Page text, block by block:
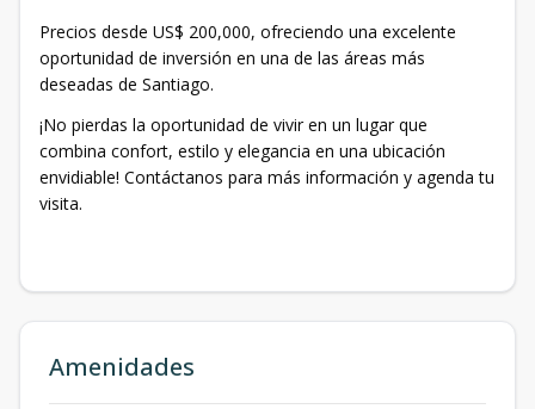
Precios desde US$ 200,000, ofreciendo una excelente
oportunidad de inversión en una de las áreas más
deseadas de Santiago.
¡No pierdas la oportunidad de vivir en un lugar que
combina confort, estilo y elegancia en una ubicación
envidiable! Contáctanos para más información y agenda tu
visita.
Amenidades